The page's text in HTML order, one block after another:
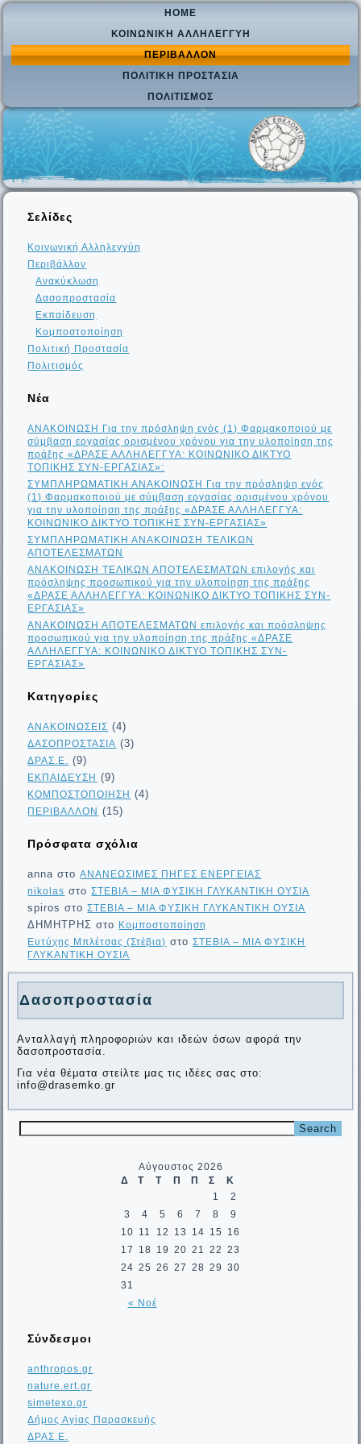
HOME
ΚΟΙΝΩΝΙΚΉ ΑΛΛΗΛΕΓΓΎΗ
ΠΕΡΙΒΆΛΛΟΝ
ΠΟΛΙΤΙΚΉ ΠΡΟΣΤΑΣΊΑ
ΠΟΛΙΤΙΣΜΌΣ
Σελίδες
Κοινωνική Αλληλεγγύη
Περιβάλλον
Ανακύκλωση
Δασοπροστασία
Εκπαίδευση
Κομποστοποίηση
Πολιτική Προστασία
Πολιτισμός
Νέα
ΑΝΑΚΟΙΝΩΣΗ Για την πρόσληψη ενός (1) Φαρμακοποιού με
σύμβαση εργασίας ορισμένου χρόνου για την υλοποίηση της
πράξης «ΔΡΑΣΕ ΑΛΛΗΛΕΓΓΥΑ: ΚΟΙΝΩΝΙΚΟ ΔΙΚΤΥΟ
ΤΟΠΙΚΗΣ ΣΥΝ-ΕΡΓΑΣΙΑΣ»:
ΣΥΜΠΛΗΡΩΜΑΤΙΚΗ ΑΝΑΚΟΙΝΩΣΗ Για την πρόσληψη ενός
(1) Φαρμακοποιού με σύμβαση εργασίας ορισμένου χρόνου
για την υλοποίηση της πράξης «ΔΡΑΣΕ ΑΛΛΗΛΕΓΓΥΑ:
ΚΟΙΝΩΝΙΚΟ ΔΙΚΤΥΟ ΤΟΠΙΚΗΣ ΣΥΝ-ΕΡΓΑΣΙΑΣ»
ΣΥΜΠΛΗΡΩΜΑΤΙΚΗ ΑΝΑΚΟΙΝΩΣΗ ΤΕΛΙΚΩΝ
ΑΠΟΤΕΛΕΣΜΑΤΩΝ
ΑΝΑΚΟΙΝΩΣΗ ΤΕΛΙΚΩΝ ΑΠΟΤΕΛΕΣΜΑΤΩΝ επιλογής και
πρόσληψης προσωπικού για την υλοποίηση της πράξης
«ΔΡΑΣΕ ΑΛΛΗΛΕΓΓΥΑ: ΚΟΙΝΩΝΙΚΟ ΔΙΚΤΥΟ ΤΟΠΙΚΗΣ ΣΥΝ-
ΕΡΓΑΣΙΑΣ»
ΑΝΑΚΟΙΝΩΣΗ ΑΠΟΤΕΛΕΣΜΑΤΩΝ επιλογής και πρόσληψης
προσωπικού για την υλοποίηση της πράξης «ΔΡΑΣΕ
ΑΛΛΗΛΕΓΓΥΑ: ΚΟΙΝΩΝΙΚΟ ΔΙΚΤΥΟ ΤΟΠΙΚΗΣ ΣΥΝ-
ΕΡΓΑΣΙΑΣ»
Kατηγορίες
ΑΝΑΚΟΙΝΩΣΕΙΣ (4)
ΔΑΣΟΠΡΟΣΤΑΣΙΑ (3)
ΔΡΑΣ.Ε. (9)
ΕΚΠΑΙΔΕΥΣΗ (9)
ΚΟΜΠΟΣΤΟΠΟΙΗΣΗ (4)
ΠΕΡΙΒΑΛΛΟΝ (15)
Πρόσφατα σχόλια
anna στοΑΝΑΝΕΩΣΙΜΕΣ ΠΗΓΕΣ ΕΝΕΡΓΕΙΑΣ
nikolas στοΣΤΕΒΙΑ – ΜΙΑ ΦΥΣΙΚΗ ΓΛΥΚΑΝΤΙΚΗ ΟΥΣΙΑ
spiros στοΣΤΕΒΙΑ – ΜΙΑ ΦΥΣΙΚΗ ΓΛΥΚΑΝΤΙΚΗ ΟΥΣΙΑ
ΔΗΜΗΤΡΗΣ στο Κομποστοποίηση
Ευτύχης Μπλέτσας (Στέβια) στοΣΤΕΒΙΑ – ΜΙΑ ΦΥΣΙΚΗ
ΓΛΥΚΑΝΤΙΚΗ ΟΥΣΙΑ
Δασοπροστασία
Ανταλλαγή πληροφοριών και ιδεών όσων αφορά την
δασοπροστασία.
Για νέα θέματα στείλτε μας τις ιδέες σας στο:
info@drasemko.gr
Αύγουστος 2026
Δ
Τ Τ Π Π Σ Κ
« Νοέ
1
2
3
4 5 6 7 8
9
10 11 12 13 14 15
16
17
18 19 20 21 22 23
24 25 26 27 28 29 30
31
Σύνδεσμοι
anthropos.gr
nature.ert.gr
simetexo.gr
Δήμος Αγίας Παρασκευής
ΔΡΑΣ.Ε.